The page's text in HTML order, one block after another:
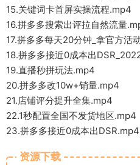
15.关键词卡首屏实操流程.mp4
16.拼多多搜索出评拉自然流量
17.拼多多每天20分钟_拿官方活
18.拼多多接近0成本出
19.直播秒拼玩法.mp4
20.拼多多改10w+销量.mp4
21.店铺评分提升全集.mp4
22.1秒配置全国不发货地区.mp4
23.拼多多接近0成本出DSR.mp4
资源下载